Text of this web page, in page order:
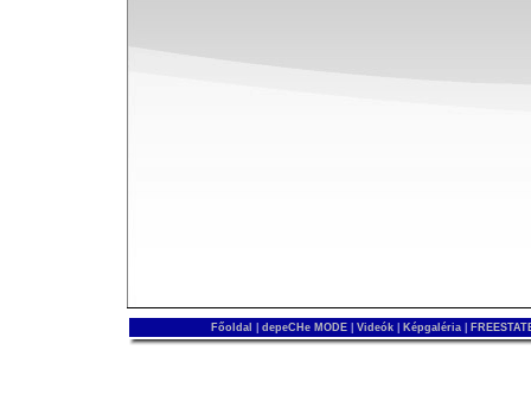
Főoldal depeCHe MODE Videók Képgaléria